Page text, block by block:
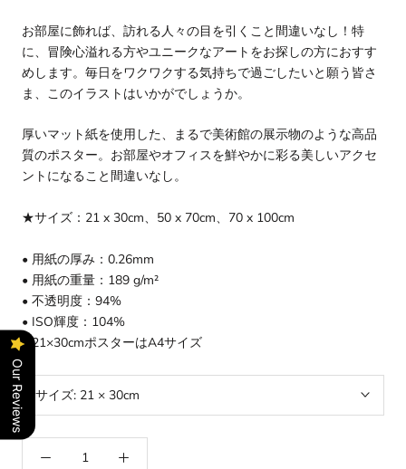
お部屋に飾れば、訪れる人々の目を引くこと間違いなし！特
に、冒険心溢れる方やユニークなアートをお探しの方におすす
めします。毎日をワクワクする気持ちで過ごしたいと願う皆さ
ま、このイラストはいかがでしょうか。
厚いマット紙を使用した、まるで美術館の展示物のような高品
質のポスター。お部屋やオフィスを鮮やかに彩る美しいアクセ
ントになること間違いなし。
★サイズ：21 x 30cm、50 x 70cm、70 x 100cm
• 用紙の厚み：0.26mm
• 用紙の重量：189 g/m²
• 不透明度：94%
• ISO輝度：104%
• 21×30cmポスターはA4サイズ
サイズ: 21 × 30cm
Our Reviews